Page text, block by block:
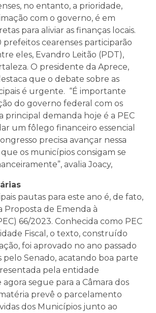
no entanto, a prioridade,
com o governo, é em
para aliviar as finanças locais.
prefeitos cearenses participarão
eles, Evandro Leitão (PDT),
O presidente da Aprece,
que o debate sobre as
é urgente. “É importante
do governo federal com os
principal demanda hoje é a PEC
um fôlego financeiro essencial
precisa avançar nessa
os municípios consigam se
avalia Joacy,
pautas para este ano é, de fato,
Proposta de Emenda à
66/2023. Conhecida como PEC
Fiscal, o texto, construído
foi aprovado no ano passado
pelo Senado, acatando boa parte
pela entidade
segue para a Câmara dos
prevê o parcelamento
dos Municípios junto ao